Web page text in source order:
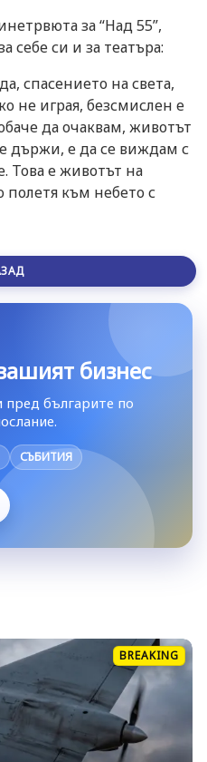
за “Над 55”,
себе си и за театъра:
спасението на света,
не играя, безсмислен е
да очаквам, животът
държи, е да се виждам с
Това е животът на
полетя към небето с
бизнес
пред българите по
СЪБИТИЯ
BREAKING